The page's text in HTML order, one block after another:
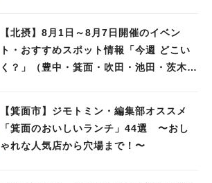
【北摂】8月1日～8月7日開催のイベン
ト・おすすめスポット情報「今週 どこい
く？」（豊中・箕面・吹田・池田・茨木・
【箕面市】ジモトミン・編集部オススメ
「箕面のおいしいランチ」44選 〜おし
ゃれな人気店から穴場まで！〜